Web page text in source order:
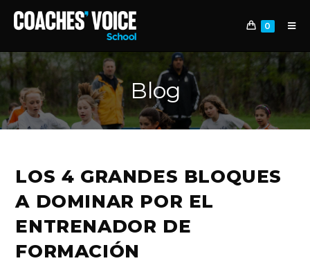
0
Blog
LOS 4 GRANDES BLOQUES
A DOMINAR POR EL
ENTRENADOR DE
FORMACIÓN